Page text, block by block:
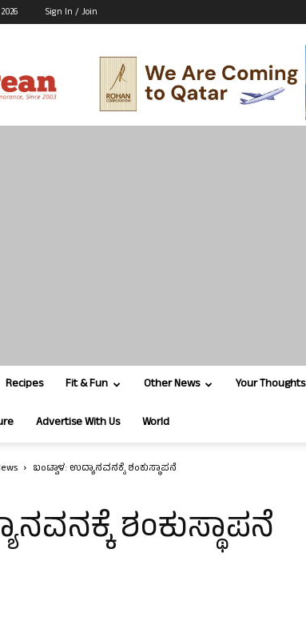
Sign In / Join
Recipes Fit & Fun Other News Your Thoughts
Advertise With Us World
ಬಂಟ್ವಾಳ: ಉದ್ಯಾನವನಕ್ಕೆ ಶಂಕುಸ್ಥಾಪನೆ
ಶಂಕುಸ್ಥಾಪನೆ